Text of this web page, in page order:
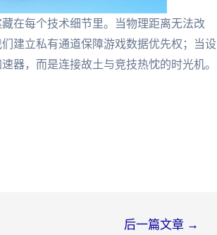
在每个技术细节里。当物理距离无法改
建立私有通道保障游戏数据优先权；当设
器，而是连接故土与竞技热忱的时光机。
后一篇文章 →